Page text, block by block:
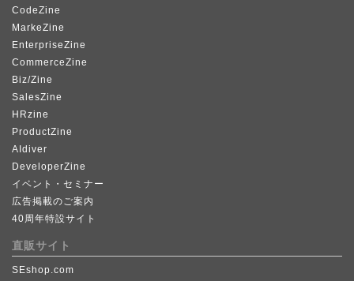
CodeZine
MarkeZine
EnterpriseZine
CommerceZine
Biz/Zine
SalesZine
HRzine
ProductZine
AIdiver
DeveloperZine
イベント・セミナー
広告掲載のご案内
40周年特設サイト
直販サイト
SEshop.com